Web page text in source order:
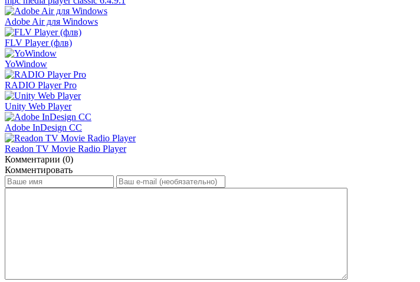
Adobe Air для Windows
FLV Player (флв)
YoWindow
RADIO Player Pro
Unity Web Player
Adobe InDesign СС
Readon TV Movie Radio Player
Комментарии (0)
Комментировать